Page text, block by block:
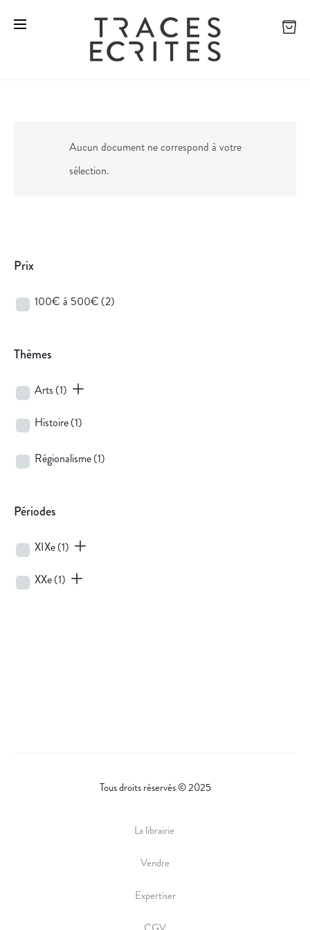
Aucun document ne correspond à votre
sélection.
Prix
100€ à 500€ (2)
Thèmes
Arts (1)
Histoire(1)
Régionalisme(1)
Périodes
XIXe(1)
XXe(1)
Tous droits réservés © 2025
La librairie
Vendre
Expertiser